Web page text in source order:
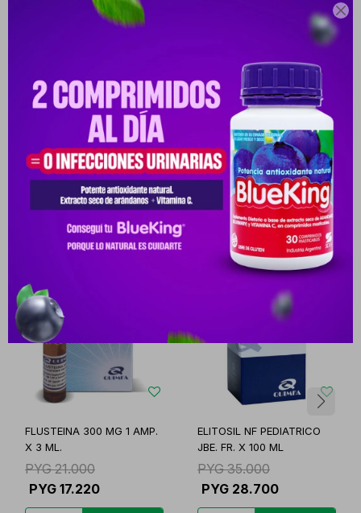

Medios de pago
Productos que te pueden interesar
FLUSTEINA 300 MG 1 AMP.
X 3 ML.
PYG 21.000
PYG 17.220
ELITOSIL NF PEDIATRICO
JBE. FR. X 100 ML
PYG 35.000
PYG 28.700